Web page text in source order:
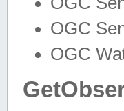
OGC
OGC